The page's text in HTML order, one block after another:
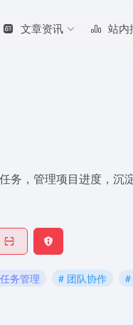
文章资讯 站内
务，管理项目进度，沉
务管理 # 团队协作